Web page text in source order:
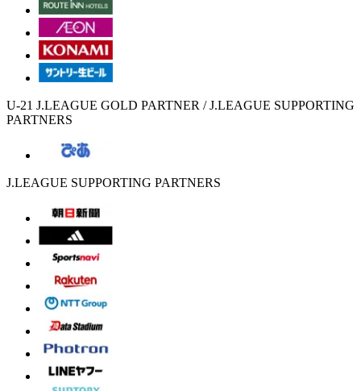
U-21 J.LEAGUE GOLD PARTNER / J.LEAGUE SUPPORTING
PARTNERS
J.LEAGUE SUPPORTING PARTNERS